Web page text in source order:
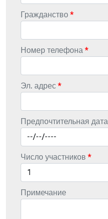
Гражданство
Номер телефона
Эл. адрес
Предпочтительная дата
Число участников
Примечание